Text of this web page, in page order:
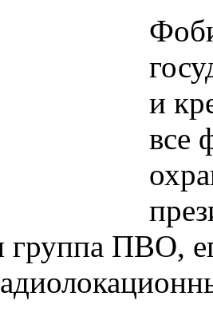
и
все
группа ПВО,